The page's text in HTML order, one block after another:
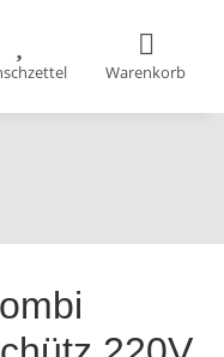
Warenkorb